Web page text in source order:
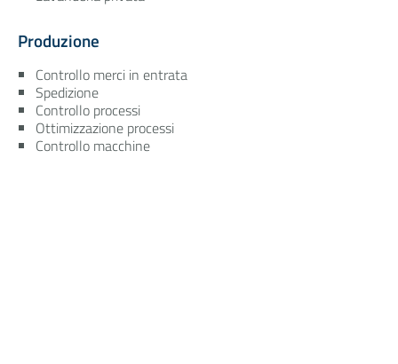
Produzione
Controllo merci in entrata
Spedizione
Controllo processi
Ottimizzazione processi
Controllo macchine